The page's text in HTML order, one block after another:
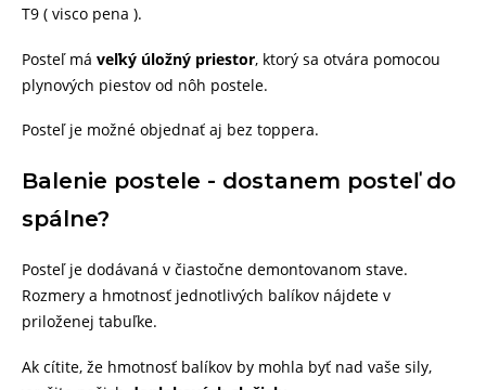
T9 ( visco pena ).
Posteľ má veľký úložný priestor, ktorý sa otvára pomocou
plynových piestov od nôh postele.
Posteľ je možné objednať aj bez toppera.
Balenie postele - dostanem posteľ do
spálne?
Posteľ je dodávaná v čiastočne demontovanom stave.
Rozmery a hmotnosť jednotlivých balíkov nájdete v
priloženej tabuľke.
Ak cítite, že hmotnosť balíkov by mohla byť nad vaše sily,